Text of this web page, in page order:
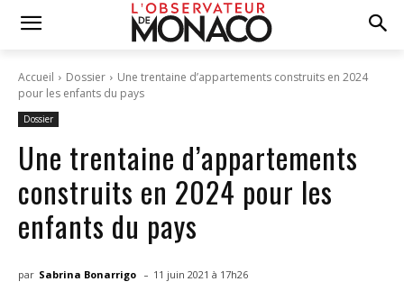
Accueil Dossier
Une trentaine d’appartements construits en 2024
pour les enfants du pays
Dossier
Une trentaine d’appartements
construits en 2024 pour les
enfants du pays
par Sabrina Bonarrigo - 11 juin 2021 à 17h26